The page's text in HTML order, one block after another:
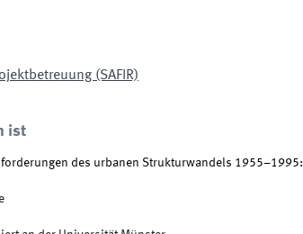
(SAFIR)
ist
des urbanen Strukturwandels 1955–1995: